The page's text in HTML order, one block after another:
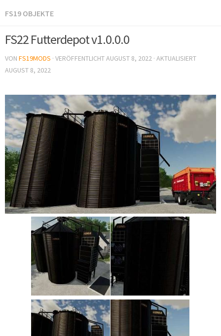
FS19 OBJEKTE
FS22 Futterdepot v1.0.0.0
VON FS19MODS · VERÖFFENTLICHTAUGUST 8, 2022 · AKTUALISIERT
AUGUST 8, 2022